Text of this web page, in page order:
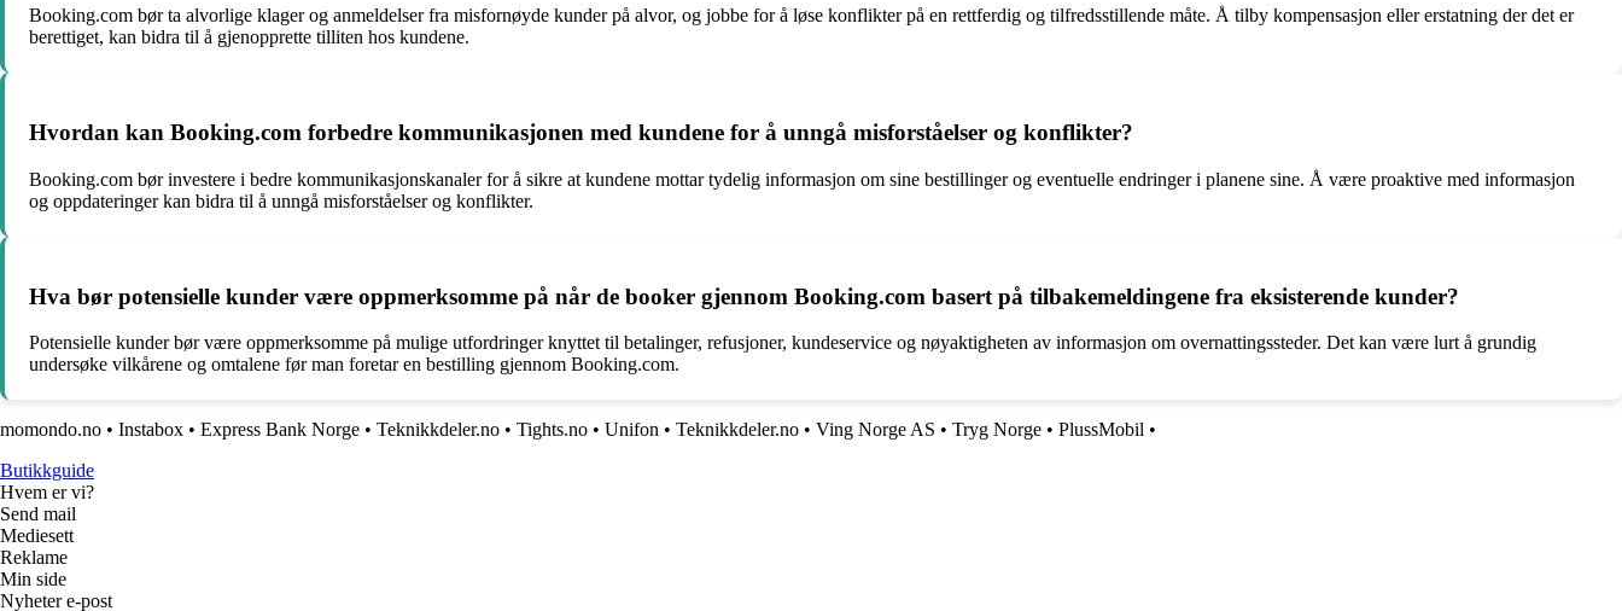
Booking.com bør ta alvorlige klager og anmeldelser fra misfornøyde kunder på alvor, og jobbe for å løse konflikter på en rettferdig og tilfredsstillende måte. Å tilby kompensasjon eller erstatning der det er
berettiget, kan bidra til å gjenopprette tilliten hos kundene.
Hvordan kan Booking.com forbedre kommunikasjonen med kundene for å unngå misforståelser og konflikter?
Booking.com bør investere i bedre kommunikasjonskanaler for å sikre at kundene mottar tydelig informasjon om sine bestillinger og eventuelle endringer i planene sine. Å være proaktive med informasjon
og oppdateringer kan bidra til å unngå misforståelser og konflikter.
Hva bør potensielle kunder være oppmerksomme på når de booker gjennom Booking.com basert på tilbakemeldingene fra eksisterende kunder?
Potensielle kunder bør være oppmerksomme på mulige utfordringer knyttet til betalinger, refusjoner, kundeservice og nøyaktigheten av informasjon om overnattingssteder. Det kan være lurt å grundig
undersøke vilkårene og omtalene før man foretar en bestilling gjennom Booking.com.
momondo.no • Instabox • Express Bank Norge • Teknikkdeler.no • Tights.no • Unifon • Teknikkdeler.no • Ving Norge AS • Tryg Norge • PlussMobil •
Butikkguide
Hvem er vi?
Send mail
Mediesett
Reklame
Min side
Nyheter e-post